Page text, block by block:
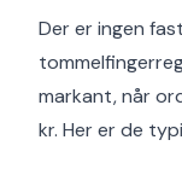
Der er ingen
markant, når
kr. Her er de